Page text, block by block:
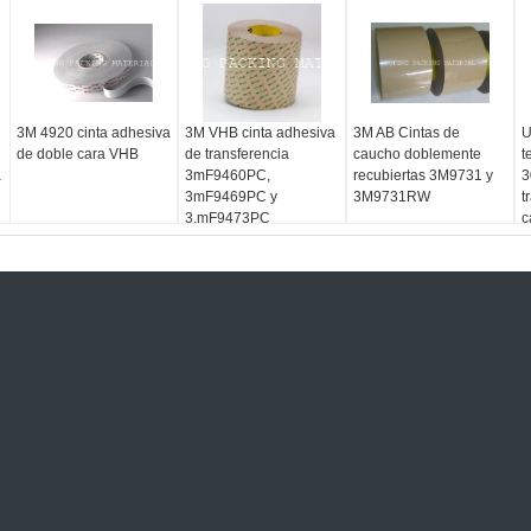
3M 4920 cinta adhesiva
de doble cara VHB
3M VHB cinta adhesiva
de transferencia
3mF9460PC,
3mF9469PC y
3.mF9473PC
3M AB Cintas de
caucho doblemente
recubiertas 3M9731 y
3M9731RW